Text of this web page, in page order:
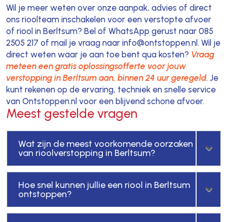
Wil je meer weten over onze aanpak, advies of direct
ons rioolteam inschakelen voor een verstopte afvoer
of riool in Berltsum? Bel of WhatsApp gerust naar 085
2505 217 of mail je vraag naar info@ontstoppen.nl. Wil je
direct weten waar je aan toe bent qua kosten? Vraag
meteen een gratis oplossingsofferte voor jouw
verstopping in Berltsum aan, binnen 24 uur geregeld. Je
kunt rekenen op de ervaring, techniek en snelle service
van Ontstoppen.nl voor een blijvend schone afvoer.
Meest gestelde vragen
Wat zijn de meest voorkomende oorzaken
van rioolverstopping in Berltsum?
Hoe snel kunnen jullie een riool in Berltsum
ontstoppen?